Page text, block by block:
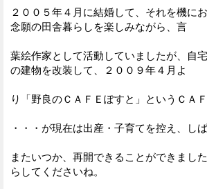
２００５年４月に結婚して、それを機に
念願の田舎暮らしを楽しみながら、言
葉絵作家として活動していましたが、自
の建物を改装して、２００９年４月よ
り「野良のＣＡＦＥぽすと」というＣＡ
・・・が現在は出産・子育てを控え、し
またいつか、再開できることができまし
らしてくださいね。